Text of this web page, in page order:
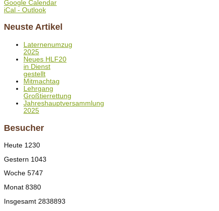
Google Calendar
iCal - Outlook
Neuste Artikel
Laternenumzug
2025
Neues HLF20
in Dienst
gestellt
Mitmachtag
Lehrgang
Großtierrettung
Jahreshauptversammlung
2025
Besucher
Heute 1230
Gestern 1043
Woche 5747
Monat 8380
Insgesamt 2838893